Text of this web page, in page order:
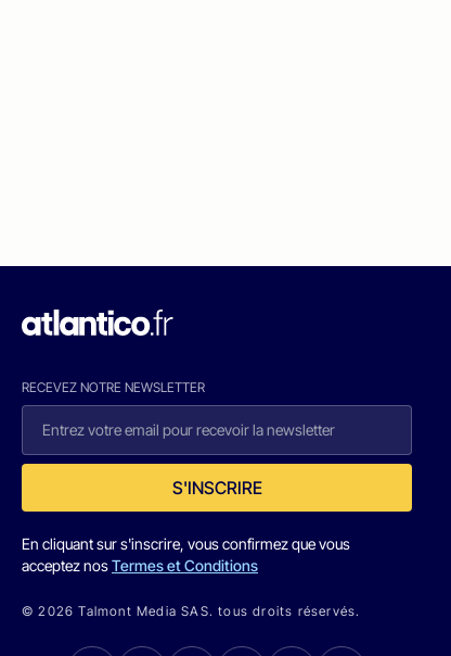
RECEVEZ NOTRE NEWSLETTER
S'INSCRIRE
En cliquant sur s'inscrire, vous confirmez que vous
acceptez nosTermes et Conditions
© 2026 Talmont Media SAS. tous droits réservés.